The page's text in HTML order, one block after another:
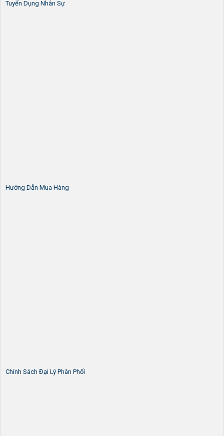
Tuyển Dụng Nhân Sự
Hướng Dẫn Mua Hàng
Chính Sách Đại Lý Phân Phối